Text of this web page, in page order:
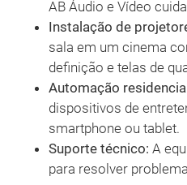
AB Áudio e Vídeo
Instalação de
sala em um cinema
definição e telas de
Automação
dispositivos de
smartphone ou tablet.
Suporte técnico: A
para resolver